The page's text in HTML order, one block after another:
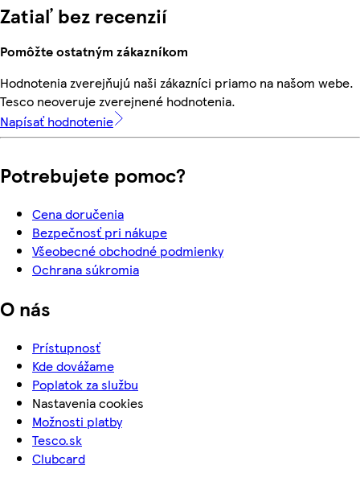
Zatiaľ bez recenzií
Pomôžte ostatným zákazníkom
Hodnotenia zverejňujú naši zákazníci priamo na našom webe.
Tesco neoveruje zverejnené hodnotenia.
Napísať hodnotenie
Potrebujete pomoc?
Cena doručenia
Bezpečnosť pri nákupe
Všeobecné obchodné podmienky
Ochrana súkromia
O nás
Prístupnosť
Kde dovážame
Poplatok za službu
Nastavenia cookies
Možnosti platby
Tesco.sk
Clubcard